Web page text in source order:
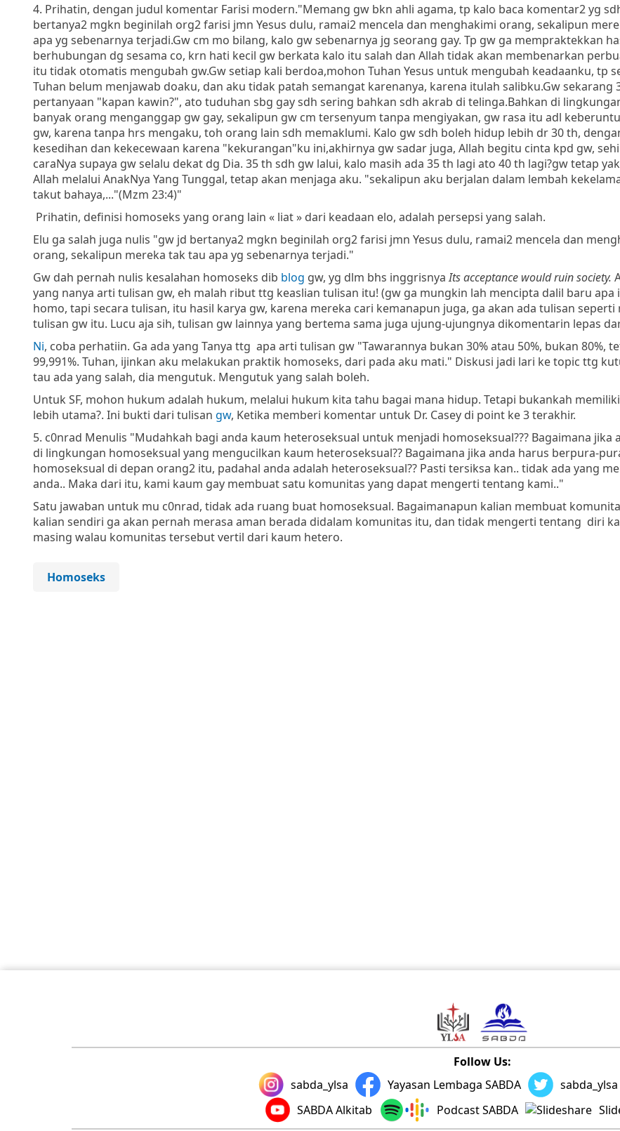
4. Prihatin, dengan judul komentar Farisi modern."Memang gw bkn ahli agama, tp kalo baca komentar2 yg
bertanya2 mgkn beginilah org2 farisi jmn Yesus dulu, ramai2 mencela dan menghakimi orang, sekalipun
apa yg sebenarnya terjadi.Gw cm mo bilang, kalo gw sebenarnya jg seorang gay. Tp gw ga mempraktekkan
berhubungan dg sesama co, krn hati kecil gw berkata kalo itu salah dan Allah tidak akan membenarkan
itu tidak otomatis mengubah gw.Gw setiap kali berdoa,mohon Tuhan Yesus untuk mengubah keadaanku, tp
Tuhan belum menjawab doaku, dan aku tidak patah semangat karenanya, karena itulah salibku.Gw sekarang
pertanyaan "kapan kawin?", ato tuduhan sbg gay sdh sering bahkan sdh akrab di telinga.Bahkan di
banyak orang menganggap gw gay, sekalipun gw cm tersenyum tanpa mengiyakan, gw rasa itu adl
gw, karena tanpa hrs mengaku, toh orang lain sdh memaklumi. Kalo gw sdh boleh hidup lebih dr 30 th,
kesedihan dan kekecewaan karena "kekurangan"ku ini,akhirnya gw sadar juga, Allah begitu cinta kpd gw,
caraNya supaya gw selalu dekat dg Dia. 35 th sdh gw lalui, kalo masih ada 35 th lagi ato 40 th lagi?gw tetap
Allah melalui AnakNya Yang Tunggal, tetap akan menjaga aku. "sekalipun aku berjalan dalam lembah
takut bahaya,..."(Mzm 23:4)"
Prihatin, definisi homoseks yang orang lain « liat » dari keadaan elo, adalah persepsi yang salah.
Elu ga salah juga nulis "gw jd bertanya2 mgkn beginilah org2 farisi jmn Yesus dulu, ramai2 mencela dan
orang, sekalipun mereka tak tau apa yg sebenarnya terjadi."
Gw dah pernah nulis kesalahan homoseks dib blog gw, yg dlm bhs inggrisnyaIts acceptance would ruin society.
yang nanya arti tulisan gw, eh malah ribut ttg keaslian tulisan itu! (gw ga mungkin lah mencipta dalil baru apa
homo, tapi secara tulisan, itu hasil karya gw, karena mereka cari kemanapun juga, ga akan ada tulisan seperti
tulisan gw itu. Lucu aja sih, tulisan gw lainnya yang bertema sama juga ujung-ujungnya dikomentarin lepas
Ni, coba perhatiin. Ga ada yang Tanya ttg apa arti tulisan gw "Tawarannya bukan 30% atau 50%, bukan 80%,
99,991%. Tuhan, ijinkan aku melakukan praktik homoseks, dari pada aku mati." Diskusi jadi lari ke topic ttg
tau ada yang salah, dia mengutuk. Mengutuk yang salah boleh.
Untuk SF, mohon hukum adalah hukum, melalui hukum kita tahu bagai mana hidup. Tetapi bukankah
lebih utama?. Ini bukti dari tulisan gw, Ketika memberi komentar untuk Dr. Casey di point ke 3 terakhir.
5. c0nrad Menulis "Mudahkah bagi anda kaum heteroseksual untuk menjadi homoseksual??? Bagaimana jika
di lingkungan homoseksual yang mengucilkan kaum heteroseksual?? Bagaimana jika anda harus berpura-
homoseksual di depan orang2 itu, padahal anda adalah heteroseksual?? Pasti tersiksa kan.. tidak ada yang
anda.. Maka dari itu, kami kaum gay membuat satu komunitas yang dapat mengerti tentang kami.."
Satu jawaban untuk mu c0nrad, tidak ada ruang buat homoseksual. Bagaimanapun kalian membuat
kalian sendiri ga akan pernah merasa aman berada didalam komunitas itu, dan tidak mengerti tentang diri
masing walau komunitas tersebut vertil dari kaum hetero.
Homoseks
Follow Us:
sabda_ylsa
Yayasan Lembaga SABDA sabda_ylsa
SABDA Alkitab
Podcast SABDA